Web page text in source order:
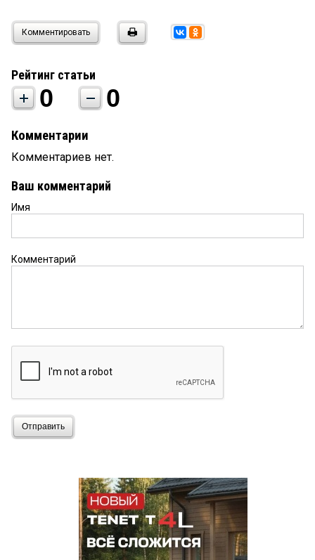
Комментировать
Рейтинг статьи
0 0
Комментарии
Комментариев нет.
Ваш комментарий
Имя
Комментарий
Отправить